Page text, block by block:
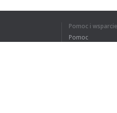
Pomoc i wsparcie
Pomoc